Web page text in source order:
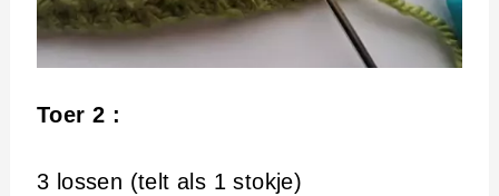
Toer 2 :
3 lossen (telt als 1 stokje)